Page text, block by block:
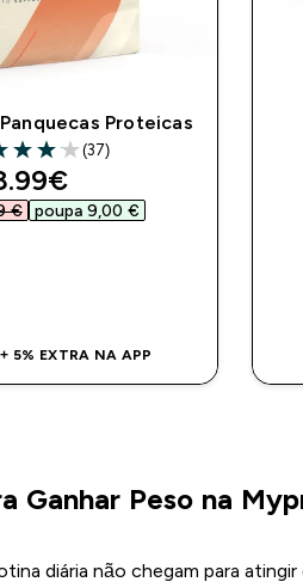
Proteicas
out of 5 stars
(37)
price
€‎ poupa 9,00 €‎
5% EXTRA NA APP
Ganhar Peso na
diária não chegam para